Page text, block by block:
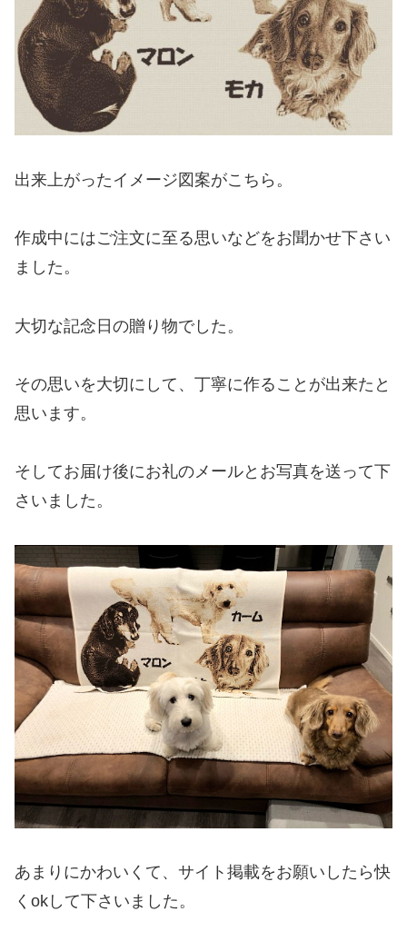
出来上がったイメージ図案がこちら。
作成中にはご注文に至る思いなどをお聞かせ下さい
ました。
大切な記念日の贈り物でした。
その思いを大切にして、丁寧に作ることが出来たと
思います。
そしてお届け後にお礼のメールとお写真を送って下
さいました。
あまりにかわいくて、サイト掲載をお願いしたら快
くokして下さいました。